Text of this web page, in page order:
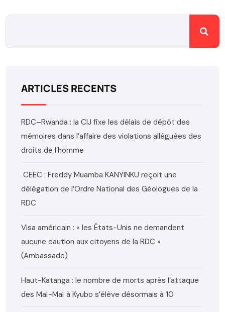
ARTICLES RECENTS
RDC–Rwanda : la CIJ fixe les délais de dépôt des
mémoires dans l’affaire des violations alléguées des
droits de l’homme
CEEC : Freddy Muamba KANYINKU reçoit une
délégation de l’Ordre National des Géologues de la
RDC
Visa américain : « les États-Unis ne demandent
aucune caution aux citoyens de la RDC »
(Ambassade)
Haut-Katanga : le nombre de morts après l’attaque
des Maï-Maï à Kyubo s’élève désormais à 10